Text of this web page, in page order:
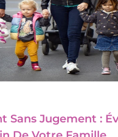
Sans Jugement :